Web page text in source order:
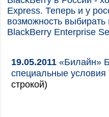
Express. Теперь и у
возможность
BlackBerry Enterprise
19.05.2011 «Билайн»
специальные условия
строкой)